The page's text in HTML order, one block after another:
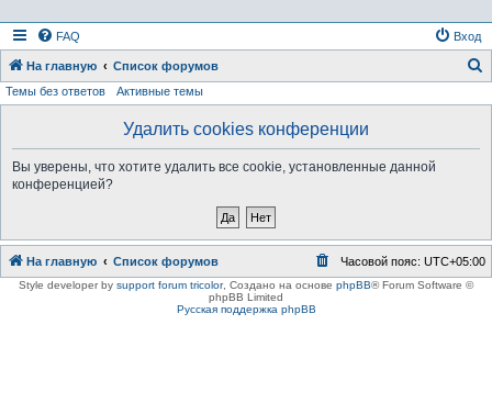
FAQ Вход
На главную Список форумов
Темы без ответов Активные темы
Удалить cookies конференции
Вы уверены, что хотите удалить все cookie, установленные данной
конференцией?
На главную Список форумов Часовой пояс: UTC+05:00
Style developer by support forum tricolor, Создано на основе phpBB® Forum Software ©
phpBB Limited
Русская поддержка phpBB